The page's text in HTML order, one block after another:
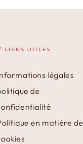
LIENS UTILES
légales
de
en matière de